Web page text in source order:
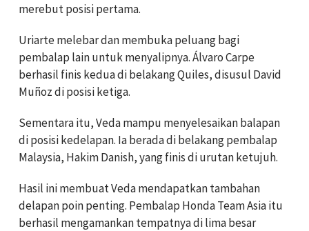
merebut posisi pertama.
Uriarte melebar dan membuka peluang bagi
pembalap lain untuk menyalipnya. Álvaro Carpe
berhasil finis kedua di belakang Quiles, disusul David
Muñoz di posisi ketiga.
Sementara itu, Veda mampu menyelesaikan balapan
di posisi kedelapan. Ia berada di belakang pembalap
Malaysia, Hakim Danish, yang finis di urutan ketujuh.
Hasil ini membuat Veda mendapatkan tambahan
delapan poin penting. Pembalap Honda Team Asia itu
berhasil mengamankan tempatnya di lima besar